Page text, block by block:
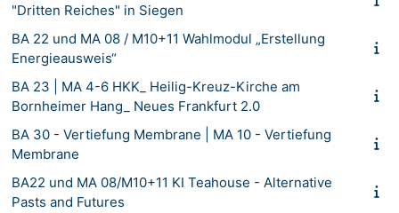
"Dritten Reiches" in Siegen
BA 22 und MA 08 / M10+11 Wahlmodul „Erstellung
Energieausweis“
BA 23 | MA 4-6 HKK_ Heilig-Kreuz-Kirche am
Bornheimer Hang_ Neues Frankfurt 2.0
BA 30 - Vertiefung Membrane | MA 10 - Vertiefung
Membrane
BA22 und MA 08/M10+11 KI Teahouse - Alternative
Pasts and Futures